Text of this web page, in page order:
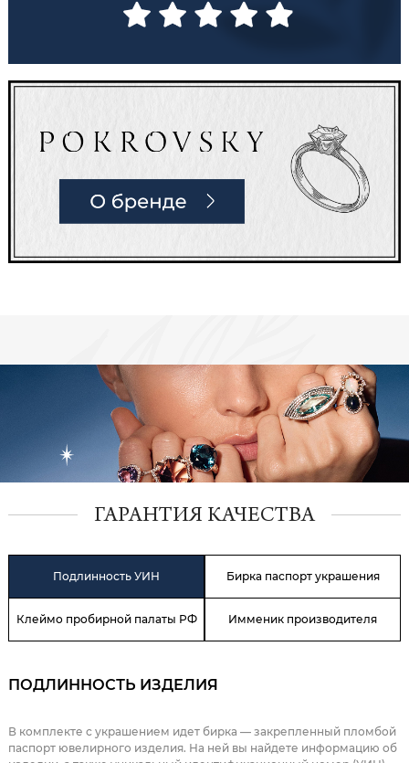
ГАРАНТИЯ КАЧЕСТВА
Подлинность УИН Бирка паспорт украшения
Клеймо пробирной палаты РФ Имменик производителя
ПОДЛИННОСТЬ ИЗДЕЛИЯ
В комплекте с украшением идет бирка — закрепленный пломбой
паспорт ювелирного изделия. На ней вы найдете информацию об